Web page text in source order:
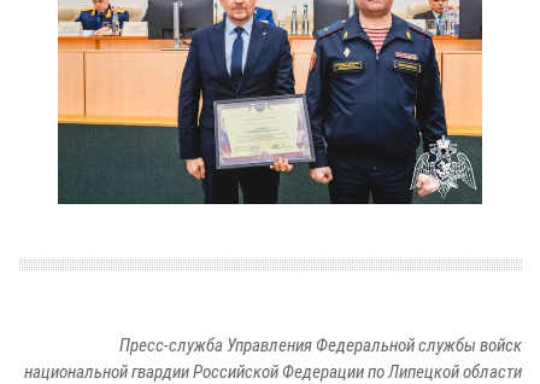
Пресс-служба Управления Федеральной службы войск
национальной гвардии Российской Федерации по Липецкой области